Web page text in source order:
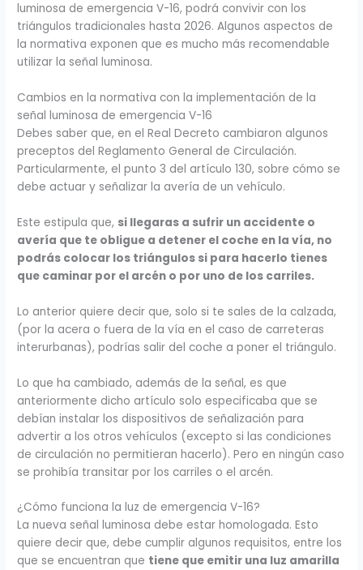
luminosa de emergencia V-16, podrá convivir con los
triángulos tradicionales hasta 2026. Algunos aspectos de
la normativa exponen que es mucho más recomendable
utilizar la señal luminosa.
Cambios en la normativa con la implementación de la
señal luminosa de emergencia V-16
Debes saber que, en el Real Decreto cambiaron algunos
preceptos del Reglamento General de Circulación.
Particularmente, el punto 3 del artículo 130, sobre cómo se
debe actuar y señalizar la avería de un vehículo.
Este estipula que, si llegaras a sufrir un accidente o
avería que te obligue a detener el coche en la vía, no
podrás colocar los triángulos si para hacerlo tienes
que caminar por el arcén o por uno de los carriles.
Lo anterior quiere decir que, solo si te sales de la calzada,
(por la acera o fuera de la vía en el caso de carreteras
interurbanas), podrías salir del coche a poner el triángulo.
Lo que ha cambiado, además de la señal, es que
anteriormente dicho artículo solo especificaba que se
debían instalar los dispositivos de señalización para
advertir a los otros vehículos (excepto si las condiciones
de circulación no permitieran hacerlo). Pero en ningún caso
se prohibía transitar por los carriles o el arcén.
¿Cómo funciona la luz de emergencia V-16?
La nueva señal luminosa debe estar homologada. Esto
quiere decir que, debe cumplir algunos requisitos, entre los
que se encuentran que tiene que emitir una luz amarilla